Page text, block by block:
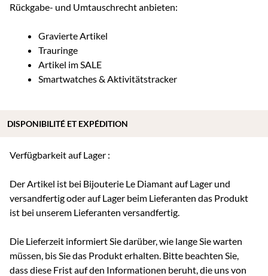
Rückgabe- und Umtauschrecht anbieten:
Gravierte Artikel
Trauringe
Artikel im SALE
Smartwatches & Aktivitätstracker
Verfügbarkeit auf Lager :
Der Artikel ist bei Bijouterie Le Diamant auf Lager und
versandfertig oder auf Lager beim Lieferanten das Produkt
ist bei unserem Lieferanten versandfertig.
Die Lieferzeit informiert Sie darüber, wie lange Sie warten
müssen, bis Sie das Produkt erhalten. Bitte beachten Sie,
dass diese Frist auf den Informationen beruht, die uns von
DISPONIBILITÉ ET EXPÉDITION